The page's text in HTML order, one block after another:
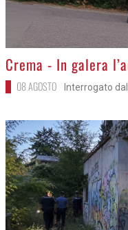
>
Crema - In galera
08 AGOSTO Interrogato